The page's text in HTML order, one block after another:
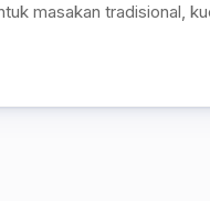
masakan tradisional,